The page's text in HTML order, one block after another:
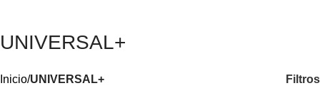
UNIVERSAL+
Inicio UNIVERSAL+ Filtros